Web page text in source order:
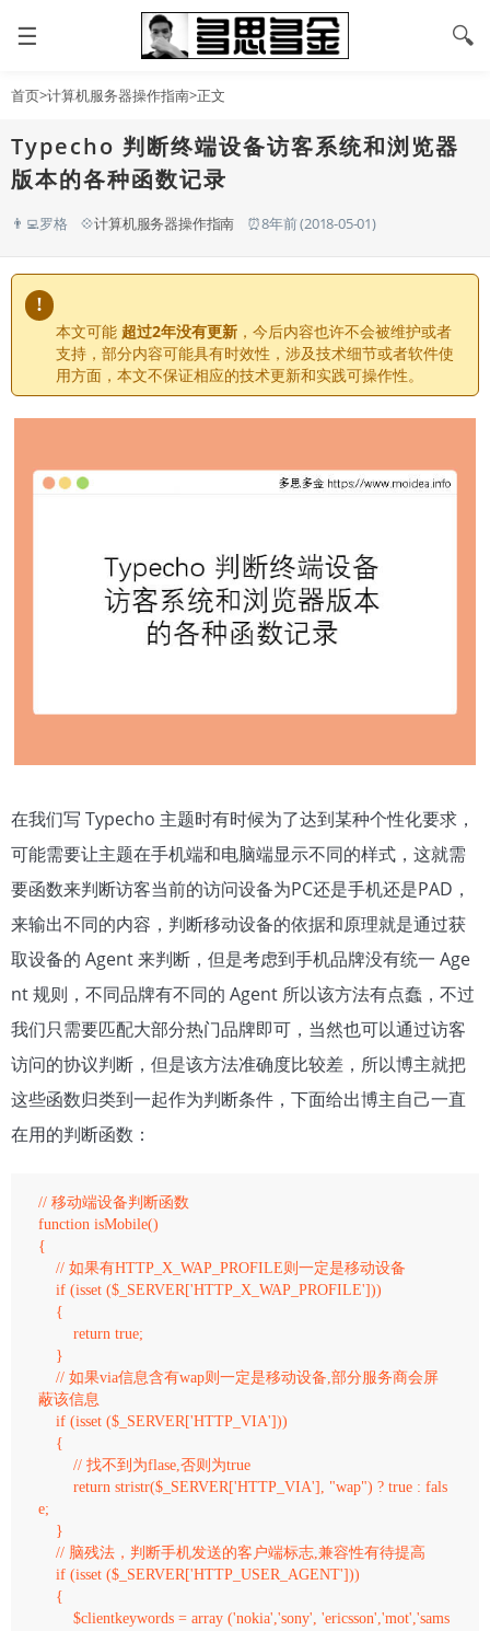
☰ 🔍
首页>计算机服务器操作指南>正文
Typecho 判断终端设备访客系统和浏览器
版本的各种函数记录
👨‍💻罗格 💠计算机服务器操作指南 ⏰8年前 (2018-05-01)
!
本文可能 超过2年没有更新 ，今后内容也许不会被维护或者
支持，部分内容可能具有时效性，涉及技术细节或者软件使
用方面，本文不保证相应的技术更新和实践可操作性。
在我们写 Typecho 主题时有时候为了达到某种个性化要求，
可能需要让主题在手机端和电脑端显示不同的样式，这就需
要函数来判断访客当前的访问设备为PC还是手机还是PAD，
来输出不同的内容，判断移动设备的依据和原理就是通过获
取设备的 Agent 来判断，但是考虑到手机品牌没有统一 Age
nt 规则，不同品牌有不同的 Agent 所以该方法有点蠢，不过
我们只需要匹配大部分热门品牌即可，当然也可以通过访客
访问的协议判断，但是该方法准确度比较差，所以博主就把
这些函数归类到一起作为判断条件，下面给出博主自己一直
在用的判断函数：
// 移动端设备判断函数
function isMobile()
{
    // 如果有HTTP_X_WAP_PROFILE则一定是移动设备
    if (isset ($_SERVER['HTTP_X_WAP_PROFILE']))
    {
        return true;
    }
    // 如果via信息含有wap则一定是移动设备,部分服务商会屏
蔽该信息
    if (isset ($_SERVER['HTTP_VIA']))
    {
        // 找不到为flase,否则为true
        return stristr($_SERVER['HTTP_VIA'], "wap") ? true : fals
e;
    }
    // 脑残法，判断手机发送的客户端标志,兼容性有待提高
    if (isset ($_SERVER['HTTP_USER_AGENT']))
    {
        $clientkeywords = array ('nokia','sony', 'ericsson','mot','sams